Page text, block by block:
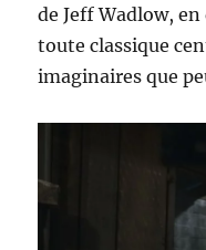
de Jeff Wadlow,
toute classique
imaginaires que